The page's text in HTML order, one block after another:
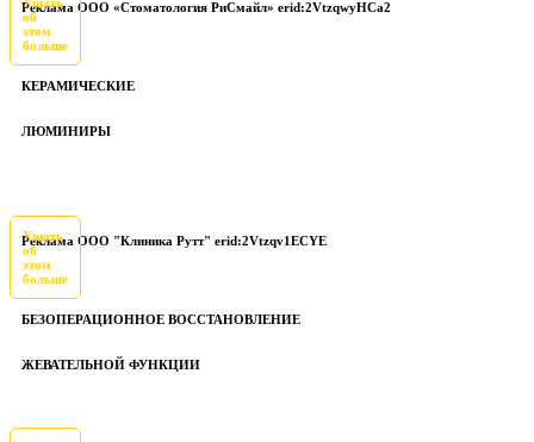
Реклама ООО «Стоматология РиСмайл» erid:2VtzqwyHCa2
об
этом
больше
КЕРАМИЧЕСКИЕ
ЛЮМИНИРЫ
Реклама ООО "Клиника Рутт" erid:2Vtzqv1ECYE
Узнать
об
этом
больше
БЕЗОПЕРАЦИОННОЕ ВОССТАНОВЛЕНИЕ
ЖЕВАТЕЛЬНОЙ ФУНКЦИИ